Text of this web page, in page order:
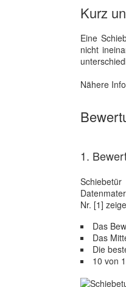
Kurz
Eine
nicht
Nähere
1.
Nr. [1]
Das
Das
Die
10 von